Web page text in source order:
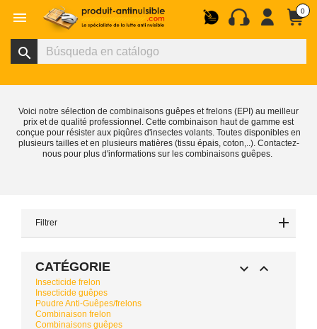
 0
search
Voici notre sélection de combinaisons guêpes et frelons (EPI) au meilleur
prix et de qualité professionnel. Cette combinaison haut de gamme est
conçue pour résister aux piqûres d'insectes volants. Toutes disponibles en
plusieurs tailles et en plusieurs matières (tissu épais, coton,..). Contactez-
nous pour plus d'informations sur les combinaisons guêpes.
Filtrer
CATÉGORIE  
Insecticide frelon
Insecticide guêpes
Poudre Anti-Guêpes/frelons
Combinaison frelon
Combinaisons guêpes